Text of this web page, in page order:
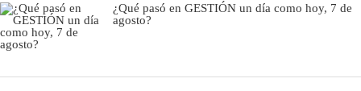
¿Qué pasó en GESTIÓN un día como hoy, 7 de
agosto?